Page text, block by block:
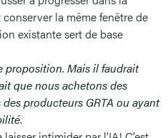
la même fenêtre de
existante sert de base
proposition. Mais il faudrait
que nous achetons des
producteurs GRTA ou ayant
.